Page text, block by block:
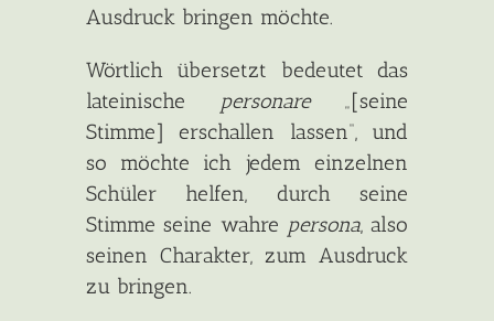
Ausdruck bringen möchte.
Wörtlich übersetzt bedeutet das
lateinische personare „[seine
Stimme] erschallen lassen“, und
so möchte ich jedem einzelnen
Schüler helfen, durch seine
Stimme seine wahre persona, also
seinen Charakter, zum Ausdruck
zu bringen.